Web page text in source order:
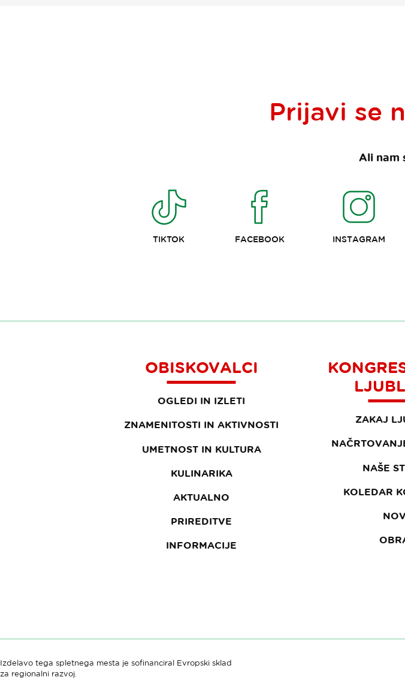
Prijavi se
Ali nam
TIKTOK FACEBOOK INSTAGRAM
OBISKOVALCI
OGLEDI IN IZLETI
ZNAMENITOSTI IN AKTIVNOSTI
UMETNOST IN KULTURA
KULINARIKA
AKTUALNO
PRIREDITVE
INFORMACIJE
ZAKAJ
NAŠE
KOLEDAR
Izdelavo tega spletnega mesta je sofinanciral Evropski sklad
za regionalni razvoj.